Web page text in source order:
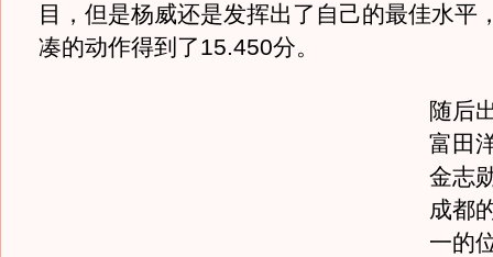
目，但是杨威还是发挥出了自己的最佳水平
凑的动作得到了15.450分。
随后
富田
金志
成都
一的